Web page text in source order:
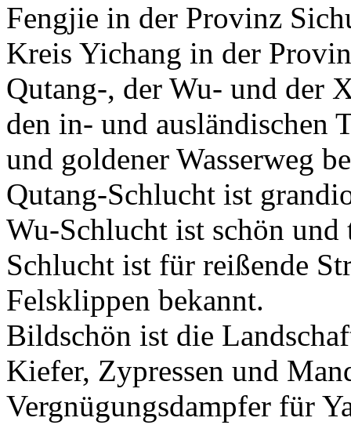
Fengjie in der Provinz
Kreis Yichang in der
Qutang-, der Wu- und der
den in- und ausländischen
und goldener Wasserweg
Qutang-Schlucht ist
Wu-Schlucht ist schön
Schlucht ist für reißende
Felsklippen bekannt.
Bildschön ist die
Kiefer, Zypressen und
Vergnügungsdampfer für